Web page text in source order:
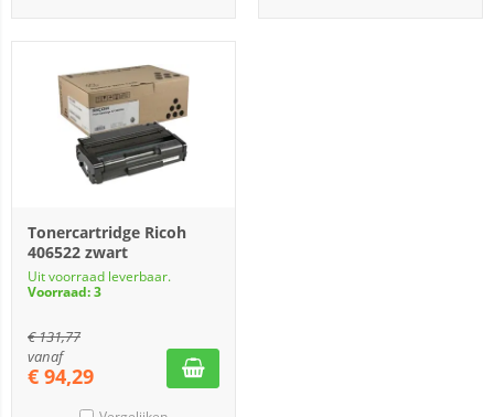
Tonercartridge Ricoh
406522 zwart
Uit voorraad leverbaar.
Voorraad: 3
€131,77
vanaf
€ 94,29